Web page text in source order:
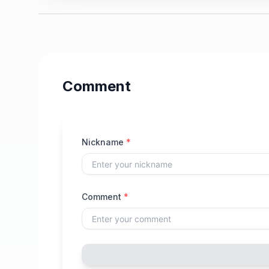
Comment
Nickname *
Comment *